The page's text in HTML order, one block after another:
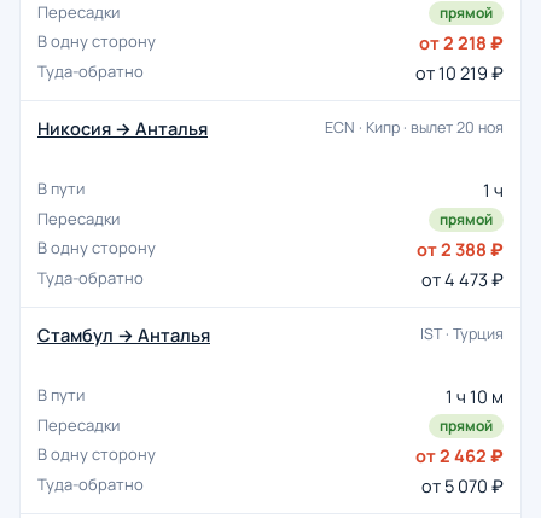
прямой
от 2 218 ₽
от 10 219 ₽
Никосия → Анталья ECN · Кипр · вылет 20 ноя
1 ч
прямой
от 2 388 ₽
от 4 473 ₽
Стамбул → Анталья IST · Турция
1 ч 10 м
прямой
от 2 462 ₽
от 5 070 ₽